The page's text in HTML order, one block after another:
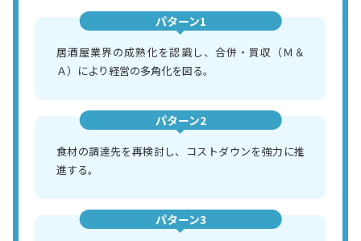
パターン1
居酒屋業界の成熟化を認識し、合併・買収（Ｍ＆
Ａ）により経営の多角化を図る。
パターン2
食材の調達先を再検討し、コストダウンを強力に推
進する。
パターン3